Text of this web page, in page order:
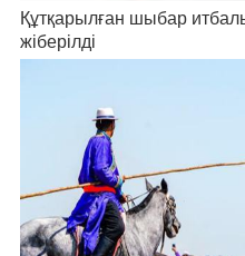
Құтқарылған шыбар
жіберілді